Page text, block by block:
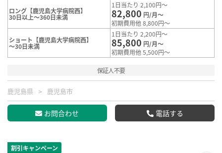
ロング【鹿児島大学病院西】
30日以上～360日未満
1日当たり 2,100円～
82,800 円/月～
初期費用他 8,800円～
ショート【鹿児島大学病院西】
～30日未満
1日当たり 2,200円～
85,800 円/月～
初期費用他 5,500円～
保証人不要
鹿児島県 鹿児島市
お問合わせ 電話する
割引キャンペーン